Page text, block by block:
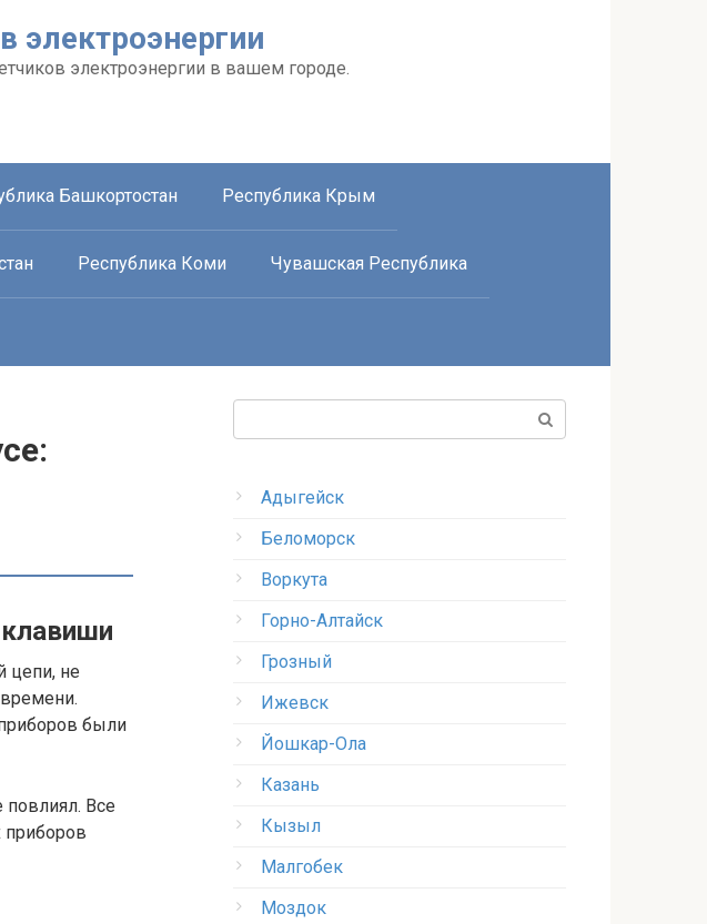
электроэнергии
электроэнергии в вашем городе.
Башкортостан Республика Крым
Республика Коми Чувашская Республика
цепи, не
были
повлиял. Все
приборов
Адыгейск
Беломорск
Воркута
Горно-Алтайск
Грозный
Ижевск
Йошкар-Ола
Казань
Кызыл
Малгобек
Моздок